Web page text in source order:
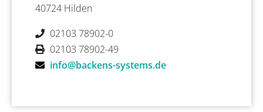
40724 Hilden
02103 78902-0
02103 78902-49
info@backens-systems.de